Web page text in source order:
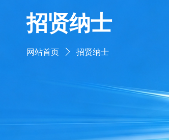
招贤纳士
网站首页 ꄲ 招贤纳士